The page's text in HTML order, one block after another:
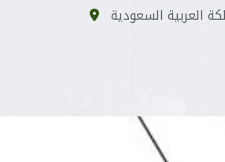
العربية السعودية